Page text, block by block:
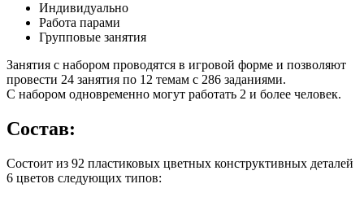
Индивидуально
Работа парами
Групповые занятия
Занятия с набором проводятся в игровой форме и позволяют
провести 24 занятия по 12 темам с 286 заданиями.
С набором одновременно могут работать 2 и более человек.
Состав:
Состоит из 92 пластиковых цветных конструктивных деталей
6 цветов следующих типов: